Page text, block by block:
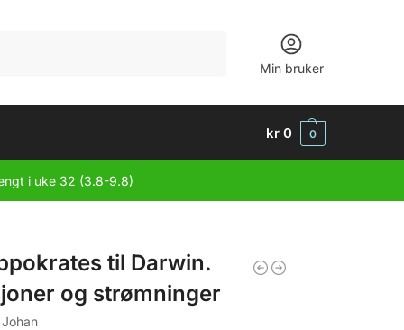
Min bruker
kr 0 0
i uke 32 (3.8-9.8)
til Darwin.
og strømninger